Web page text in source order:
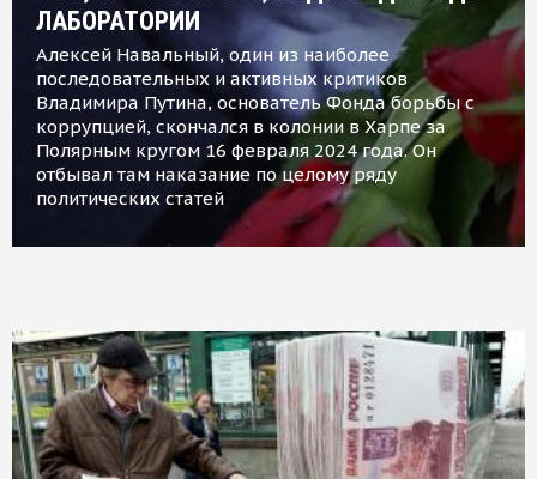
ЛАБОРАТОРИИ
Алексей Навальный, один из наиболее
последовательных и активных критиков
Владимира Путина, основатель Фонда борьбы с
коррупцией, скончался в колонии в Харпе за
Полярным кругом 16 февраля 2024 года. Он
отбывал там наказание по целому ряду
политических статей